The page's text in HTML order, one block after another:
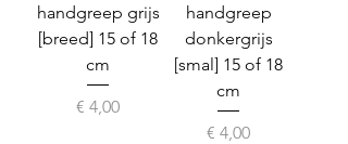
handgreep grijs
[breed] 15 of 18
cm
Prijs
€ 4,00
handgreep
donkergrijs
[smal] 15 of 18
cm
Prijs
€ 4,00